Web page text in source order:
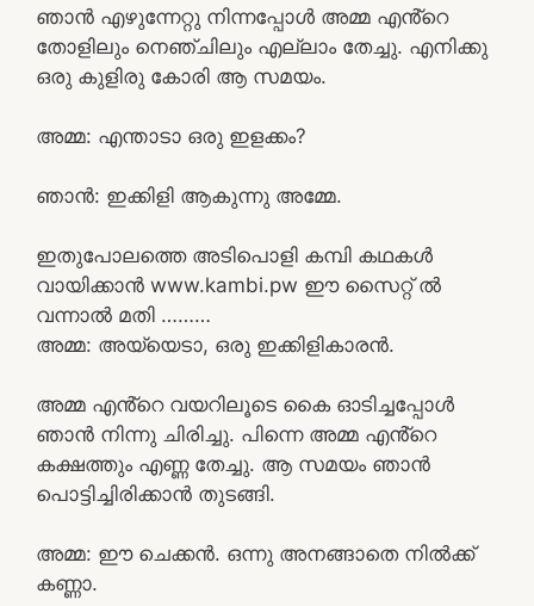
ഞാൻ എഴുന്നേറ്റു നിന്നപ്പോൾ അമ്മ എൻ്റെ
തോളിലും നെഞ്ചിലും എല്ലാം തേച്ചു. എനിക്കു
ഒരു കുളിരു കോരി ആ സമയം.
അമ്മ: എന്താടാ ഒരു ഇളക്കം?
ഞാൻ: ഇക്കിളി ആകുന്നു അമ്മേ.
ഇതുപോലത്തെ അടിപൊളി കമ്പി കഥകൾ
വായിക്കാൻ www.kambi.pw ഈ സൈറ്റ് ൽ
വന്നാൽ മതി ………
അമ്മ: അയ്യെടാ, ഒരു ഇക്കിളികാരൻ.
അമ്മ എൻ്റെ വയറിലൂടെ കൈ ഓടിച്ചപ്പോൾ
ഞാൻ നിന്നു ചിരിച്ചു. പിന്നെ അമ്മ എൻ്റെ
കക്ഷത്തും എണ്ണ തേച്ചു. ആ സമയം ഞാൻ
പൊട്ടിച്ചിരിക്കാൻ തുടങ്ങി.
അമ്മ: ഈ ചെക്കൻ. ഒന്നു അനങ്ങാതെ നിൽക്ക്
കണ്ണാ.